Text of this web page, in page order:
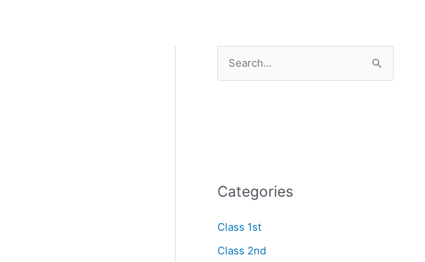
f
r
:
Categories
Class 1st
Class 2nd